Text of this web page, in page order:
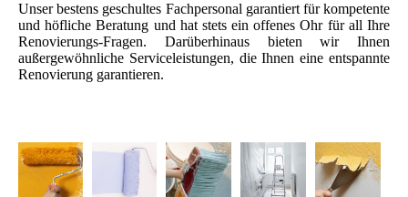
Unser bestens geschultes Fachpersonal garantiert für kompetente
und höfliche Beratung und hat stets ein offenes Ohr für all Ihre
Renovierungs-Fragen. Darüberhinaus bieten wir Ihnen
außergewöhnliche Serviceleistungen, die Ihnen eine entspannte
Renovierung garantieren.